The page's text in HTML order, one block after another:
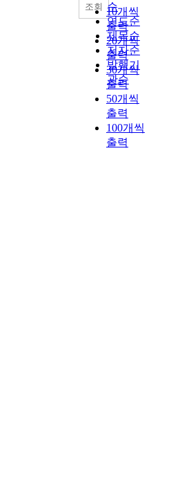
순
연도순
제목순
저자순
발행기
관순
10개씩
출력
20개씩
출력
30개씩
출력
50개씩
출력
100개씩
출력
조회